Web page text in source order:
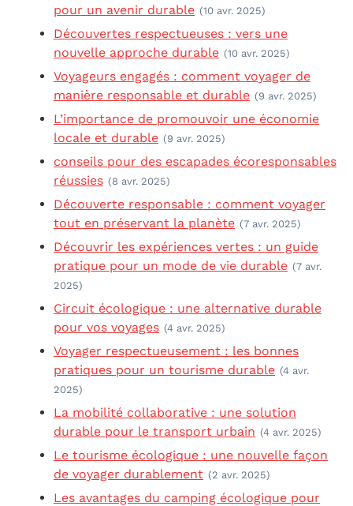
pour un avenir durable (10 avr. 2025)
Découvertes respectueuses : vers une
nouvelle approche durable (10 avr. 2025)
Voyageurs engagés : comment voyager de
manière responsable et durable (9 avr. 2025)
L’importance de promouvoir une économie
locale et durable (9 avr. 2025)
conseils pour des escapades écoresponsables
réussies (8 avr. 2025)
Découverte responsable : comment voyager
tout en préservant la planète (7 avr. 2025)
Découvrir les expériences vertes : un guide
pratique pour un mode de vie durable (7 avr.
2025)
Circuit écologique : une alternative durable
pour vos voyages (4 avr. 2025)
Voyager respectueusement : les bonnes
pratiques pour un tourisme durable (4 avr.
2025)
La mobilité collaborative : une solution
durable pour le transport urbain (4 avr. 2025)
Le tourisme écologique : une nouvelle façon
de voyager durablement (2 avr. 2025)
Les avantages du camping écologique pour